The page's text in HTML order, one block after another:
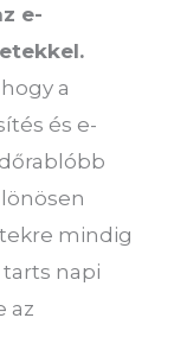
e-
a
és e-
mindig
tarts napi
az